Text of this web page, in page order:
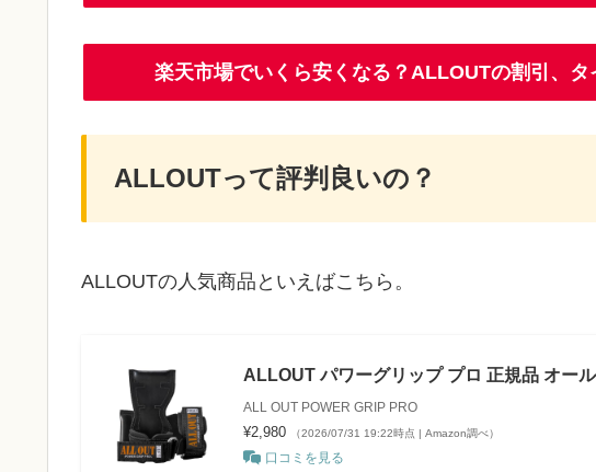
楽天市場でいくら安くなる？ALLOUTの割引、タ
ALLOUTって評判良いの？
ALLOUTの人気商品といえばこちら。
ALLOUT パワーグリップ プロ 正規品 オー
ALL OUT POWER GRIP PRO
¥2,980 （2026/07/31 19:22時点 | Amazon調べ）
口コミを見る